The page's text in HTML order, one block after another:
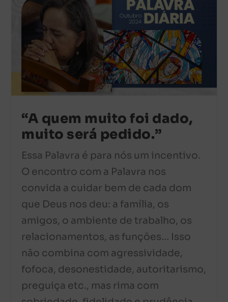
“A quem muito foi dado,
muito será pedido.”
Essa Palavra é para nós um incentivo.
O encontro com a Palavra nos
convida a cuidar bem de cada dom
que Deus nos deu: a família, os
amigos, o ambiente de trabalho, os
relacionamentos, as funções… Isso
não combina com agressividade,
fofoca, desonestidade, autoritarismo,
preguiça etc., mas rima com